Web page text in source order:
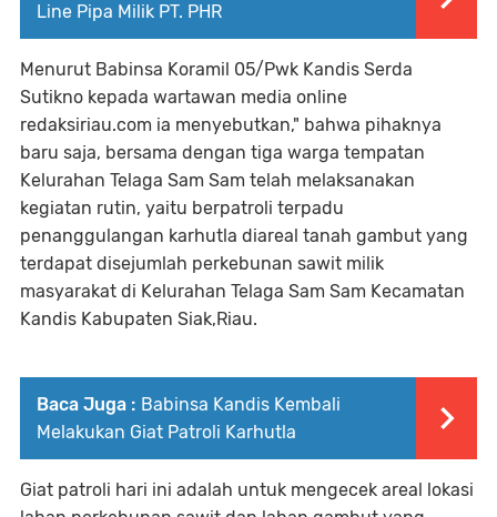
Line Pipa Milik PT. PHR
Menurut Babinsa Koramil 05/Pwk Kandis Serda
Sutikno kepada wartawan media online
redaksiriau.com ia menyebutkan," bahwa pihaknya
baru saja, bersama dengan tiga warga tempatan
Kelurahan Telaga Sam Sam telah melaksanakan
kegiatan rutin, yaitu berpatroli terpadu
penanggulangan karhutla diareal tanah gambut yang
terdapat disejumlah perkebunan sawit milik
masyarakat di Kelurahan Telaga Sam Sam Kecamatan
Kandis Kabupaten Siak,Riau.
Baca Juga : Babinsa Kandis Kembali
Melakukan Giat Patroli Karhutla
Giat patroli hari ini adalah untuk mengecek areal lokasi